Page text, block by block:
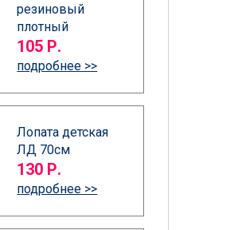
резиновый
плотный
105 Р.
подробнее >>
Лопата детская
ЛД 70см
130 Р.
подробнее >>